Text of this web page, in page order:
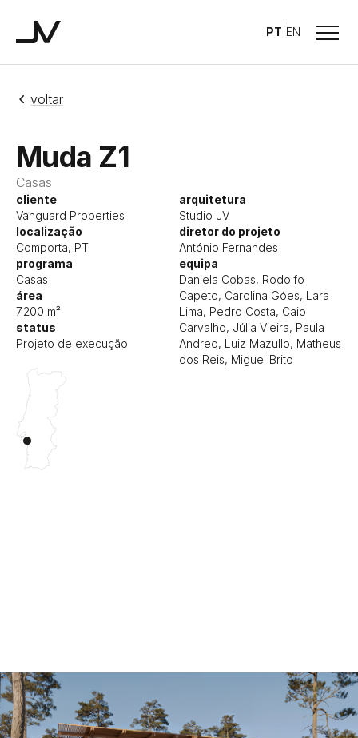
Studio JV
PT EN Menu
voltar
Muda Z1
Casas
cliente
Vanguard Properties
localização
Comporta, PT
programa
Casas
área
7.200 m²
status
Projeto de execução
arquitetura
Studio JV
diretor do projeto
António Fernandes
equipa
Daniela Cobas, Rodolfo
Capeto, Carolina Góes, Lara
Lima, Pedro Costa, Caio
Carvalho, Júlia Vieira, Paula
Andreo, Luiz Mazullo, Matheus
dos Reis, Miguel Brito
O Muda Z1 é um projeto de habitações
predominantemente térreas.
Estas estruturas também facilitam uma transição suave